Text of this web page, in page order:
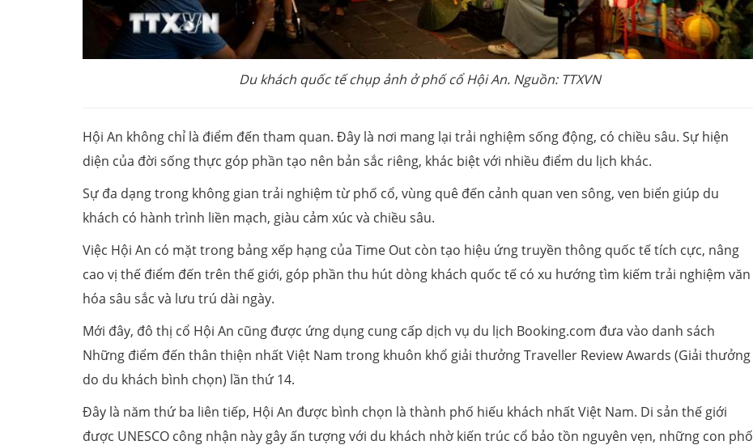
Du khách quốc tế chụp ảnh ở phố cổ Hội An. Nguồn: TTXVN
Hội An không chỉ là điểm đến tham quan. Đây là nơi mang lại trải nghiệm sống động, có chiều sâu. Sự hiện
diện của đời sống thực góp phần tạo nên bản sắc riêng, khác biệt với nhiều điểm du lịch khác.
Sự đa dạng trong không gian trải nghiệm từ phố cổ, vùng quê đến cảnh quan ven sông, ven biển giúp du
khách có hành trình liền mạch, giàu cảm xúc và chiều sâu.
Việc Hội An có mặt trong bảng xếp hạng của Time Out còn tạo hiệu ứng truyền thông quốc tế tích cực, nâng
cao vị thế điểm đến trên thế giới, góp phần thu hút dòng khách quốc tế có xu hướng tìm kiếm trải nghiệm văn
hóa sâu sắc và lưu trú dài ngày.
Mới đây, đô thị cổ Hội An cũng được ứng dụng cung cấp dịch vụ du lịch Booking.com đưa vào danh sách
Những điểm đến thân thiện nhất Việt Nam trong khuôn khổ giải thưởng Traveller Review Awards (Giải thưởng
do du khách bình chọn) lần thứ 14.
Đây là năm thứ ba liên tiếp, Hội An được bình chọn là thành phố hiếu khách nhất Việt Nam. Di sản thế giới
được UNESCO công nhận này gây ấn tượng với du khách nhờ kiến trúc cổ bảo tồn nguyên vẹn, những con phố